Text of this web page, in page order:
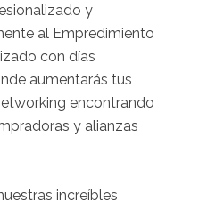
y
al Empredimiento
con días
aumentarás tus
encontrando
y alianzas
increíbles